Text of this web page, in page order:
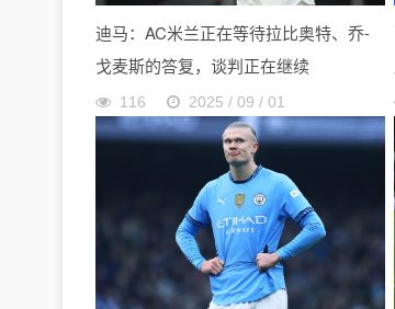
迪马：AC米兰正在等待拉比奥特、乔-
戈麦斯的答复，谈判正在继续
116 2025 / 09 / 01